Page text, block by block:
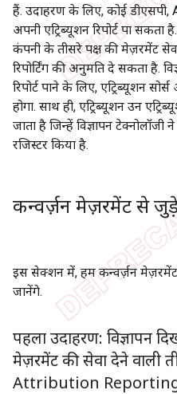
हैं. उदाहरण के लिए, कोई
अपनी एट्रिब्यूशन रिपोर्ट पा सकता
कंपनी के तीसरे पक्ष की मेज़रमेंट
रिपोर्टिंग की अनुमति दे सकता है.
रिपोर्ट पाने के लिए, एट्रिब्यूशन
होगा. साथ ही, एट्रिब्यूशन उन
जाता है जिन्हें विज्ञापन
रजिस्टर किया है.
कन्वर्ज़न मेज़रमेंट से
इस सेक्शन में, हम कन्वर्ज़न मेज़रमेंट
जानेंगे.
पहला उदाहरण: विज्ञापन
मेज़रमेंट की सेवा देने वाली
Attribution Reporting